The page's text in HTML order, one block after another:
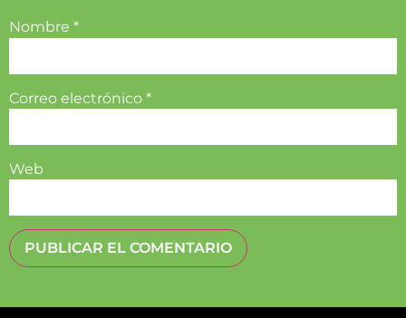
Nombre *
Correo electrónico *
Web